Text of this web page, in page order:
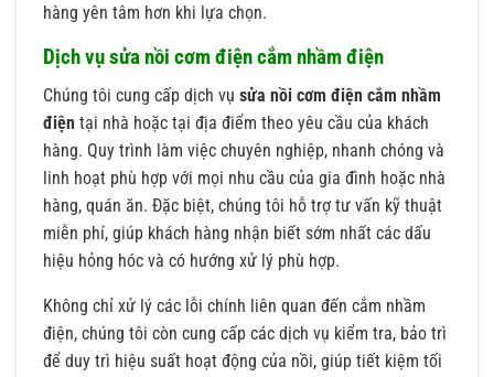
hàng yên tâm hơn khi lựa chọn.
Dịch vụ sửa nồi cơm điện cắm nhầm điện
Chúng tôi cung cấp dịch vụ sửa nồi cơm điện cắm nhầm
điện tại nhà hoặc tại địa điểm theo yêu cầu của khách
hàng. Quy trình làm việc chuyên nghiệp, nhanh chóng và
linh hoạt phù hợp với mọi nhu cầu của gia đình hoặc nhà
hàng, quán ăn. Đặc biệt, chúng tôi hỗ trợ tư vấn kỹ thuật
miễn phí, giúp khách hàng nhận biết sớm nhất các dấu
hiệu hỏng hóc và có hướng xử lý phù hợp.
Không chỉ xử lý các lỗi chính liên quan đến cắm nhầm
điện, chúng tôi còn cung cấp các dịch vụ kiểm tra, bảo trì
để duy trì hiệu suất hoạt động của nồi, giúp tiết kiệm tối